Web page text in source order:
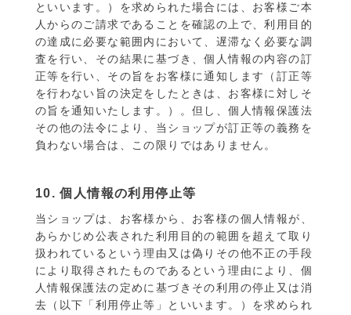
といいます。）を求められた場合には、お客様ご本
人からのご請求であることを確認の上で、利用目的
の達成に必要な範囲内において、遅滞なく必要な調
査を行い、その結果に基づき、個人情報の内容の訂
正等を行い、その旨をお客様に通知します（訂正等
を行わない旨の決定をしたときは、お客様に対しそ
の旨を通知いたします。）。但し、個人情報保護法
その他の法令により、当ショップが訂正等の義務を
負わない場合は、この限りではありません。
10. 個人情報の利用停止等
当ショップは、お客様から、お客様の個人情報が、
あらかじめ公表された利用目的の範囲を超えて取り
扱われているという理由又は偽りその他不正の手段
により取得されたものであるという理由により、個
人情報保護法の定めに基づきその利用の停止又は消
去（以下「利用停止等」といいます。）を求められ